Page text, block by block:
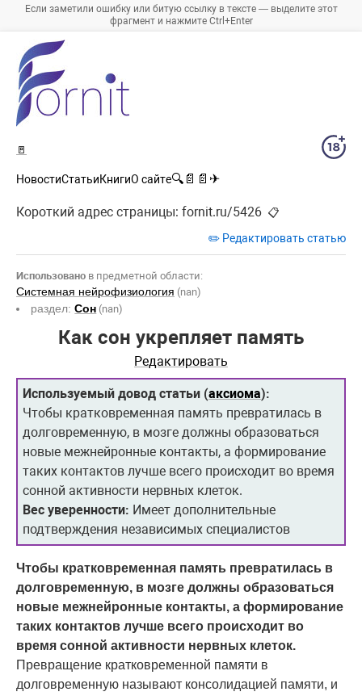
Если заметили ошибку или битую ссылку в тексте — выделите этот
фрагмент и нажмите Ctrl+Enter
🚪
НовостиСтатьиКнигиО сайте🔍 📄 📄 ✈
Короткий адрес страницы: fornit.ru/5426 📋
✏️ Редактировать статью
Использовано в предметной области:
Системная нейрофизиология (nan)
раздел:Сон (nan)
Как сон укрепляет память
Редактировать
Используемый довод статьи (аксиома):
Чтобы кратковременная память превратилась в
долговременную, в мозге должны образоваться
новые межнейронные контакты, а формирование
таких контактов лучше всего происходит во время
сонной активности нервных клеток.
Вес уверенности: Имеет дополнительные
подтверждения независимых специалистов
Чтобы кратковременная память превратилась в
долговременную, в мозге должны образоваться
новые межнейронные контакты, а формирование
таких контактов лучше всего происходит во
время сонной активности нервных клеток.
Превращение кратковременной памяти в
долговременную называют консолидацией памяти, и